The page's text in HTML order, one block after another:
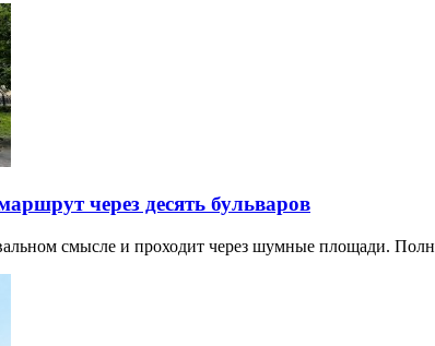
через десять бульваров
смысле и проходит через шумные площади.